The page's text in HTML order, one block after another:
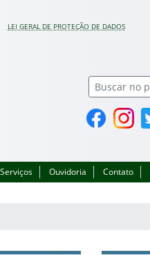
LEI GERAL DE PROTEÇÃO DE DADOS
FacebookInstagram
Ouvidoria Contato